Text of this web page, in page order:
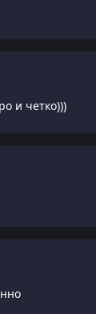
и четко)))